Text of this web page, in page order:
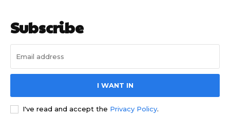
साइबर धोखाधड़ी बैंकिंग में
Subscribe
I WANT IN
I've read and accept the Privacy Policy.